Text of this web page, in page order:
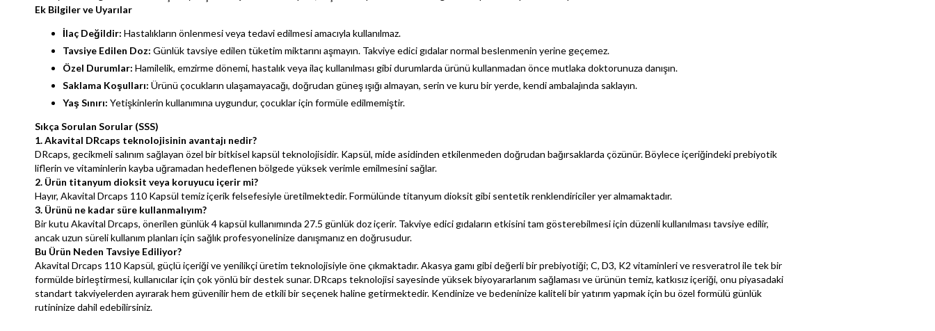
Ek Bilgiler ve Uyarılar
İlaç Değildir: Hastalıkların önlenmesi veya tedavi edilmesi amacıyla kullanılmaz.
Tavsiye Edilen Doz: Günlük tavsiye edilen tüketim miktarını aşmayın. Takviye edici gıdalar normal beslenmenin yerine geçemez.
Özel Durumlar: Hamilelik, emzirme dönemi, hastalık veya ilaç kullanılması gibi durumlarda ürünü kullanmadan önce mutlaka doktorunuza danışın.
Saklama Koşulları: Ürünü çocukların ulaşamayacağı, doğrudan güneş ışığı almayan, serin ve kuru bir yerde, kendi ambalajında saklayın.
Yaş Sınırı: Yetişkinlerin kullanımına uygundur, çocuklar için formüle edilmemiştir.
Sıkça Sorulan Sorular (SSS)
1. Akavital DRcaps teknolojisinin avantajı nedir?
DRcaps, gecikmeli salınım sağlayan özel bir bitkisel kapsül teknolojisidir. Kapsül, mide asidinden etkilenmeden doğrudan bağırsaklarda çözünür. Böylece içeriğindeki prebiyotik
liflerin ve vitaminlerin kayba uğramadan hedeflenen bölgede yüksek verimle emilmesini sağlar.
2. Ürün titanyum dioksit veya koruyucu içerir mi?
Hayır, Akavital Drcaps 110 Kapsül temiz içerik felsefesiyle üretilmektedir. Formülünde titanyum dioksit gibi sentetik renklendiriciler yer almamaktadır.
3. Ürünü ne kadar süre kullanmalıyım?
Bir kutu Akavital Drcaps, önerilen günlük 4 kapsül kullanımında 27.5 günlük doz içerir. Takviye edici gıdaların etkisini tam gösterebilmesi için düzenli kullanılması tavsiye edilir,
ancak uzun süreli kullanım planları için sağlık profesyonelinize danışmanız en doğrusudur.
Bu Ürün Neden Tavsiye Ediliyor?
Akavital Drcaps 110 Kapsül, güçlü içeriği ve yenilikçi üretim teknolojisiyle öne çıkmaktadır. Akasya gamı gibi değerli bir prebiyotiği; C, D3, K2 vitaminleri ve resveratrol ile tek bir
formülde birleştirmesi, kullanıcılar için çok yönlü bir destek sunar. DRcaps teknolojisi sayesinde yüksek biyoyararlanım sağlaması ve ürünün temiz, katkısız içeriği, onu piyasadaki
standart takviyelerden ayırarak hem güvenilir hem de etkili bir seçenek haline getirmektedir. Kendinize ve bedeninize kaliteli bir yatırım yapmak için bu özel formülü günlük
rutininize dahil edebilirsiniz.